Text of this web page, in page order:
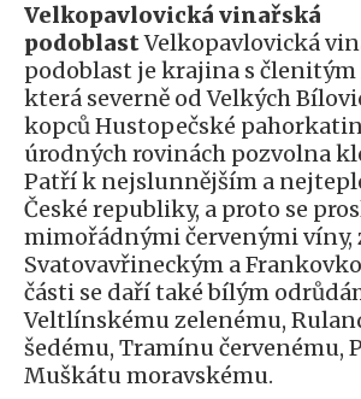
Velkopavlovická vinařská
podoblastVelkopavlovická
podoblast je krajina s členitým
která severně od Velkých
kopců Hustopečské
úrodných rovinách pozvolna
Patří k nejslunnějším a
České republiky, a proto se
mimořádnými červenými víny,
Svatovavřineckým a
části se daří také bílým
Veltlínskému zelenému,
šedému, Tramínu červenému,
Muškátu moravskému.